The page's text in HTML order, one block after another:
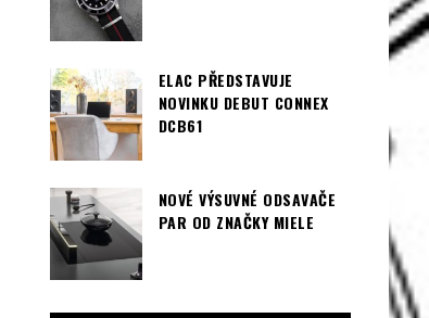
ELAC PŘEDSTAVUJE
NOVINKU DEBUT CONNEX
DCB61
NOVÉ VÝSUVNÉ ODSAVAČE
PAR OD ZNAČKY MIELE